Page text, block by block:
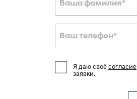
Ваша фамилия*
Ваш телефон*
Я даю своё согласие
заявки.